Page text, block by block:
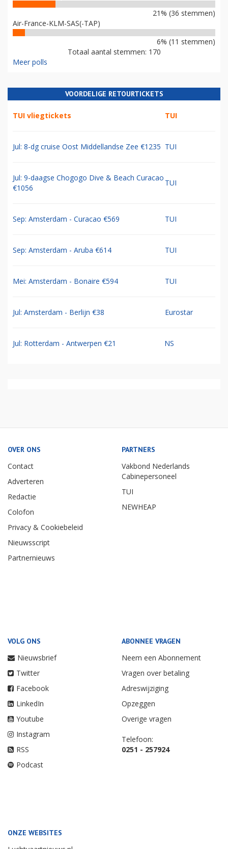
21% (36 stemmen)
Air-France-KLM-SAS(-TAP)
6% (11 stemmen)
Totaal aantal stemmen: 170
Meer polls
VOORDELIGE RETOURTICKETS
TUI vliegtickets TUI
Jul: 8-dg cruise Oost Middellandse Zee €1235 TUI
Jul: 9-daagse Chogogo Dive & Beach Curacao
€1056
TUI
Sep: Amsterdam - Curacao €569 TUI
Sep: Amsterdam - Aruba €614 TUI
Mei: Amsterdam - Bonaire €594 TUI
Jul: Amsterdam - Berlijn €38 Eurostar
Jul: Rotterdam - Antwerpen €21 NS
OVER ONS
Contact
Adverteren
Redactie
Colofon
Privacy & Cookiebeleid
Nieuwsscript
Partnernieuws
PARTNERS
Vakbond Nederlands
Cabinepersoneel
TUI
NEWHEAP
VOLG ONS
Nieuwsbrief
Twitter
Facebook
LinkedIn
Youtube
Instagram
RSS
Podcast
ABONNEE VRAGEN
Neem een Abonnement
Vragen over betaling
Adreswijziging
Opzeggen
Overige vragen
Telefoon:
0251 - 257924
ONZE WEBSITES